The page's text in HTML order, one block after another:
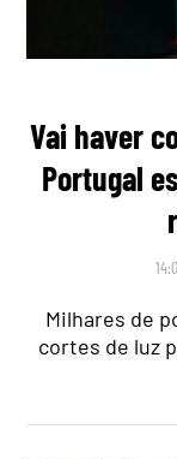
Vai haver
Portugal
Milhares de
cortes de luz